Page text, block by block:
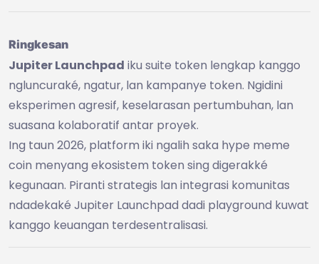
Ringkesan
Jupiter Launchpad iku suite token lengkap kanggo
ngluncuraké, ngatur, lan kampanye token. Ngidini
eksperimen agresif, keselarasan pertumbuhan, lan
suasana kolaboratif antar proyek.
Ing taun 2026, platform iki ngalih saka hype meme
coin menyang ekosistem token sing digerakké
kegunaan. Piranti strategis lan integrasi komunitas
ndadekaké Jupiter Launchpad dadi playground kuwat
kanggo keuangan terdesentralisasi.